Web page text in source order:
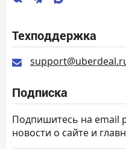
Техподдержка
Подписка
Подпишитесь на email
новости о сайте и